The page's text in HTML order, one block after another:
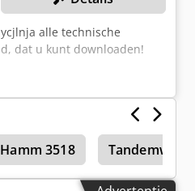
alle technische
dat u kunt downloaden!
Hamm 3518 Tandemwalsen